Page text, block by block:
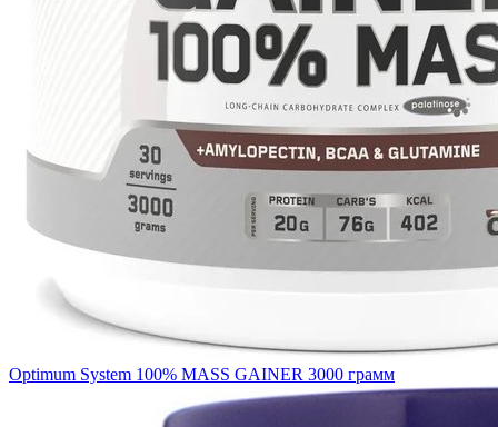
Optimum System 100% MASS GAINER 3000 грамм